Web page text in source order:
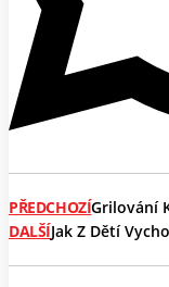
PŘEDCHOZÍGrilování
DALŠÍJak Z Dětí